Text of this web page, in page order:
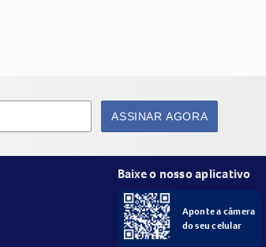
ASSINAR AGORA
Baixe o nosso aplicativo
Aponte a câmera
do seu celular